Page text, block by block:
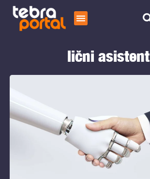
Čitaj
lični asistent